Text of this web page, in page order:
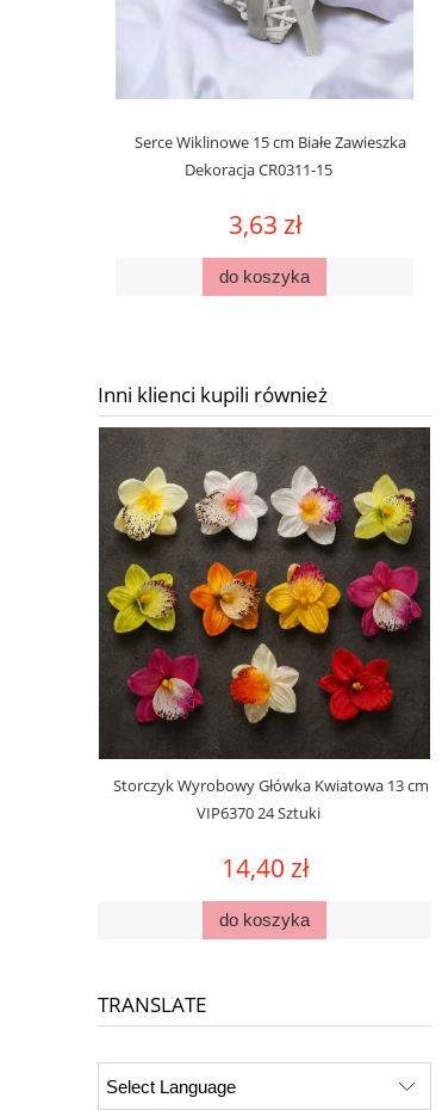
Serce Wiklinowe 15 cm Białe Zawieszka
Dekoracja CR0311-15
3,63 zł
do koszyka
Inni klienci kupili również
Storczyk Wyrobowy Główka Kwiatowa 13 cm
VIP6370 24 Sztuki
14,40 zł
do koszyka
TRANSLATE